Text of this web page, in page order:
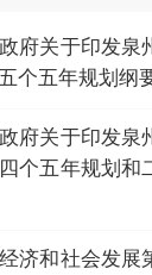
府关于印发泉
个五年规划纲
府关于印发泉
个五年规划和
济和社会发展